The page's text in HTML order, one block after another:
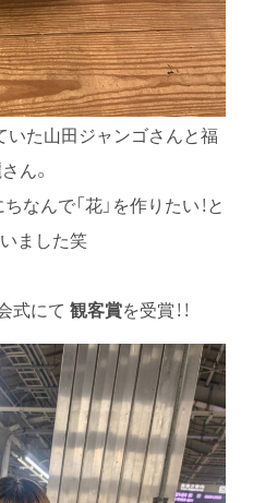
た山田ジャンゴさんと福
ん。
なんで「花」を作りたい！と
ました笑
式にて 観客賞を受賞！！